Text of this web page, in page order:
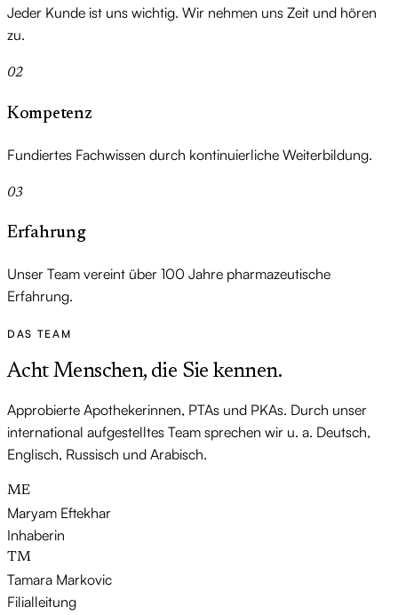
Jeder Kunde ist uns wichtig. Wir nehmen uns Zeit und hören
zu.
02
Kompetenz
Fundiertes Fachwissen durch kontinuierliche Weiterbildung.
03
Erfahrung
Unser Team vereint über 100 Jahre pharmazeutische
Erfahrung.
DAS TEAM
Acht Menschen, die Sie kennen.
Approbierte Apothekerinnen, PTAs und PKAs. Durch unser
international aufgestelltes Team sprechen wir u. a. Deutsch,
Englisch, Russisch und Arabisch.
ME
Maryam Eftekhar
Inhaberin
TM
Tamara Markovic
Filialleitung